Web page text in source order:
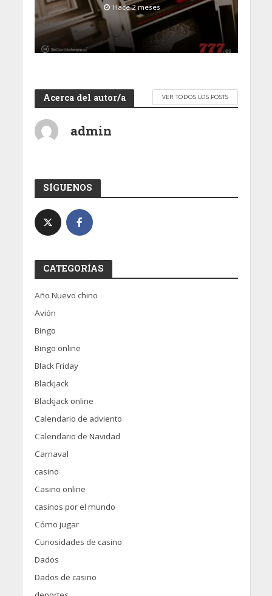
Hace 2 meses
Acerca del autor/a VER TODOS LOS POSTS
admin
SÍGUENOS
CATEGORÍAS
Año Nuevo chino
Avión
Bingo
Bingo online
Black Friday
Blackjack
Blackjack online
Calendario de adviento
Calendario de Navidad
Carnaval
casino
Casino online
casinos por el mundo
Cómo jugar
Curiosidades de casino
Dados
Dados de casino